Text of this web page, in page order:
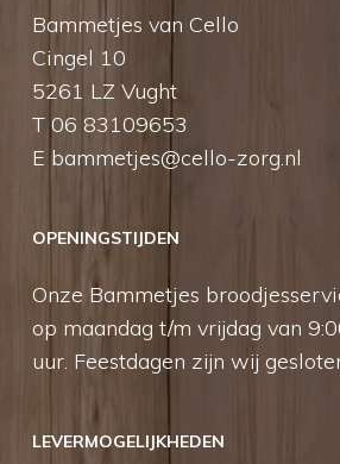
Bammetjes van Cello
Cingel 10
5261 LZ Vught
T 06 83109653
E bammetjes@cello-zorg.nl
OPENINGSTIJDEN
Onze Bammetjes
op maandag t/m vrijdag van
uur. Feestdagen zijn wij
LEVERMOGELIJKHEDEN